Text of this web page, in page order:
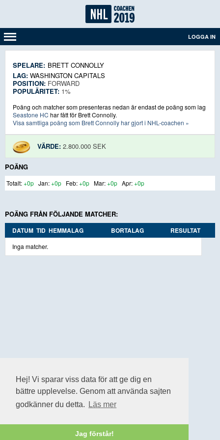
Hej! Vi sparar viss data för att ge dig en
bättre upplevelse. Genom att använda sajten
godkänner du detta.
Läs mer
Jag förstår!
LOGGA IN
SPELARE: BRETT CONNOLLY
LAG: WASHINGTON CAPITALS
POSITION: FORWARD
POPULÄRITET: 1%
Poäng och matcher som presenteras nedan är endast de poäng som lag
Seastone HC har fått för Brett Connolly.
Visa samtliga poäng som Brett Connolly har gjort i NHL-coachen »
VÄRDE: 2.800.000 SEK
POÄNG
+0p +0p +0p +0p +0p
POÄNG FRÅN FÖLJANDE MATCHER:
DATUM TID HEMMALAG BORTALAG RESULTAT
Inga matcher.